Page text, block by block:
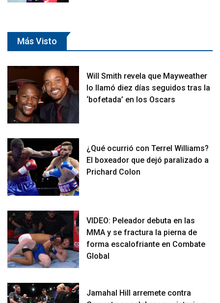
Más Visto
Will Smith revela que Mayweather
lo llamó diez días seguidos tras la
‘bofetada’ en los Oscars
¿Qué ocurrió con Terrel Williams?
El boxeador que dejó paralizado a
Prichard Colon
VIDEO: Peleador debuta en las
MMA y se fractura la pierna de
forma escalofriante en Combate
Global
Jamahal Hill arremete contra